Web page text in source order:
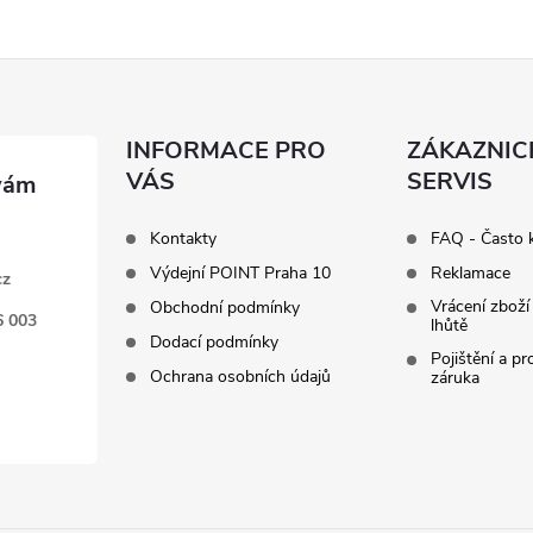
003
INFORMACE PRO
VÁS
Kontakty
Výdejní POINT Praha 10
Obchodní podmínky
Dodací podmínky
Ochrana osobních údajů
SERVIS
FAQ - Často
Reklamace
Vrácení
lhůtě
Pojištění a
záruka